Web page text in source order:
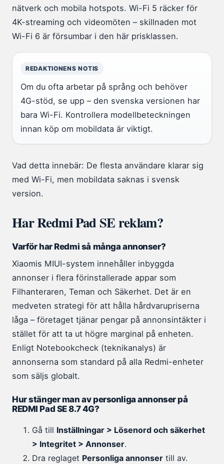
nätverk och mobila hotspots. Wi-Fi 5 räcker för
4K-streaming och videomöten – skillnaden mot
Wi-Fi 6 är försumbar i den här prisklassen.
REDAKTIONENS NOTIS
Om du ofta arbetar på språng och behöver
4G-stöd, se upp – den svenska versionen har
bara Wi-Fi. Kontrollera modellbeteckningen
innan köp om mobildata är viktigt.
Vad detta innebär: De flesta användare klarar sig
med Wi-Fi, men mobildata saknas i svensk
version.
Har Redmi Pad SE reklam?
Varför har Redmi så många annonser?
Xiaomis MIUI-system innehåller inbyggda
annonser i flera förinstallerade appar som
Filhanteraren, Teman och Säkerhet. Det är en
medveten strategi för att hålla hårdvarupriserna
låga – företaget tjänar pengar på annonsintäkter i
stället för att ta ut högre marginal på enheten.
Enligt Notebookcheck (teknikanalys) är
annonserna som standard på alla Redmi-enheter
som säljs globalt.
Hur stänger man av personliga annonser på
REDMI Pad SE 8.7 4G?
Gå till Inställningar > Lösenord och säkerhet
> Integritet > Annonser.
Dra reglaget Personliga annonser till av.